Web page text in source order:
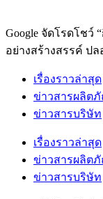
Google จัดโรดโชว์
อย่างสร้างสรรค์ ปล
เรื่องราวล่าสุด
ข่าวสารผลิต
ข่าวสารบริษัท
เรื่องราวล่าสุด
ข่าวสารผลิต
ข่าวสารบริษัท